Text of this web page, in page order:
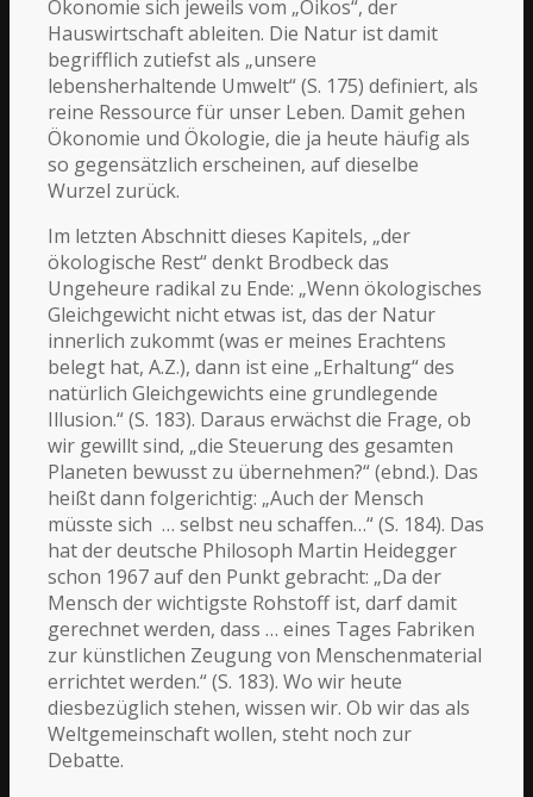
Ökonomie sich jeweils vom „Oikos“, der
Hauswirtschaft ableiten. Die Natur ist damit
begrifflich zutiefst als „unsere
lebensherhaltende Umwelt“ (S. 175) definiert, als
reine Ressource für unser Leben. Damit gehen
Ökonomie und Ökologie, die ja heute häufig als
so gegensätzlich erscheinen, auf dieselbe
Wurzel zurück.
Im letzten Abschnitt dieses Kapitels, „der
ökologische Rest“ denkt Brodbeck das
Ungeheure radikal zu Ende: „Wenn ökologisches
Gleichgewicht nicht etwas ist, das der Natur
innerlich zukommt (was er meines Erachtens
belegt hat, A.Z.), dann ist eine „Erhaltung“ des
natürlich Gleichgewichts eine grundlegende
Illusion.“ (S. 183). Daraus erwächst die Frage, ob
wir gewillt sind, „die Steuerung des gesamten
Planeten bewusst zu übernehmen?“ (ebnd.). Das
heißt dann folgerichtig: „Auch der Mensch
müsste sich … selbst neu schaffen…“ (S. 184). Das
hat der deutsche Philosoph Martin Heidegger
schon 1967 auf den Punkt gebracht: „Da der
Mensch der wichtigste Rohstoff ist, darf damit
gerechnet werden, dass … eines Tages Fabriken
zur künstlichen Zeugung von Menschenmaterial
errichtet werden.“ (S. 183). Wo wir heute
diesbezüglich stehen, wissen wir. Ob wir das als
Weltgemeinschaft wollen, steht noch zur
Debatte.